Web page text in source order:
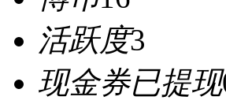
活跃度3
现金券已提现